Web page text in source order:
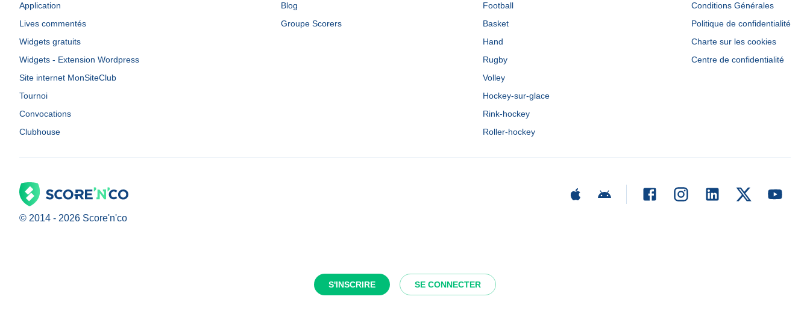
S'INSCRIRE SE CONNECTER
Application
Lives commentés
Widgets gratuits
Widgets - Extension Wordpress
Site internet MonSiteClub
Tournoi
Convocations
Clubhouse
Blog
Groupe Scorers
Football
Basket
Hand
Rugby
Volley
Hockey-sur-glace
Rink-hockey
Roller-hockey
Conditions Générales
Politique de confidentialité
Charte sur les cookies
Centre de confidentialité
© 2014 - 2026 Score'n'co